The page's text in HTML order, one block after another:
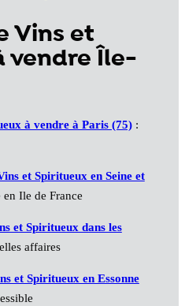
Vins et
vendre Île-
à vendre à Paris (75):
et Spiritueux en Seine et
Ile de France
et Spiritueux dans les
affaires
et Spiritueux en Essonne